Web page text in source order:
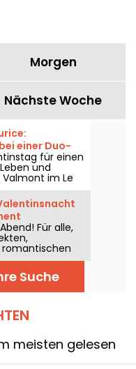
Morgen
Nächste Woche
einer Duo-
Kreationen
für einen
und
im Le
an der Rue de
Time von
Für alle,
eine
elegante
nur wenige
17.
gemeinsam
und einen
verbringen.
Suche
meisten gelesen